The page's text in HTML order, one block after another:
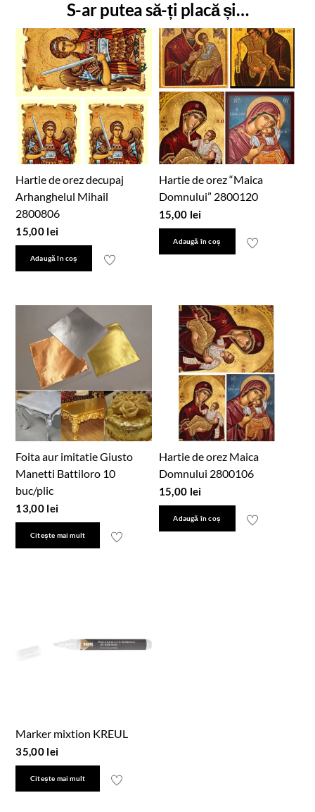
S-ar putea să-ți placă și…
Hartie de orez decupaj
Arhanghelul Mihail
2800806
15,00 lei
Adaugă în coș
Hartie de orez “Maica
Domnului” 2800120
15,00 lei
Adaugă în coș
Foita aur imitatie Giusto
Manetti Battiloro 10
buc/plic
13,00 lei
Citește mai mult
Hartie de orez Maica
Domnului 2800106
15,00 lei
Adaugă în coș
Marker mixtion KREUL
35,00 lei
Citește mai mult